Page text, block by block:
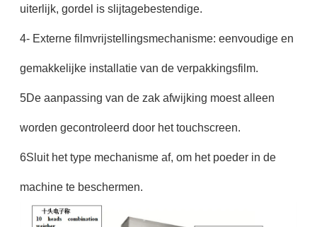
uiterlijk, gordel is slijtagebestendige.
4- Externe filmvrijstellingsmechanisme: eenvoudige en
gemakkelijke installatie van de verpakkingsfilm.
5De aanpassing van de zak afwijking moest alleen
worden gecontroleerd door het touchscreen.
6Sluit het type mechanisme af, om het poeder in de
machine te beschermen.